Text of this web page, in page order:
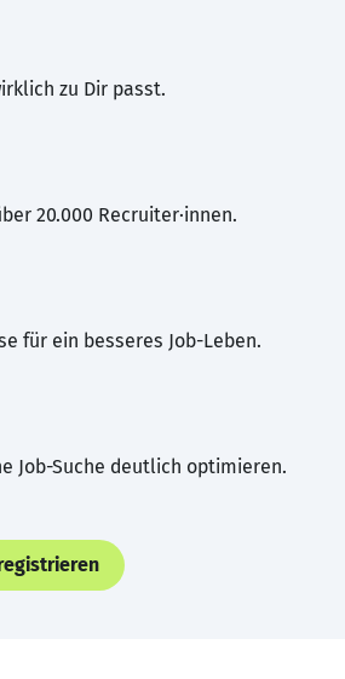
zu Dir passt.
20.000 Recruiter·innen.
für ein besseres Job-Leben.
Job-Suche deutlich optimieren.